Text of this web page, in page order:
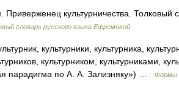
культурничества.
словарь русского языка Ефремовой
культурники, культурника,
культурником, культурниками,
парадигма по А. А. Зализняку») …
Формы